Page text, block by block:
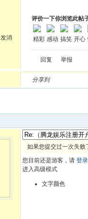
发消
评价一下你浏览此帖
精彩 感动 搞笑 开心
回复 举报
分享到
如果您提交过一次失败
您目前还是游客，请 登录
进入高级模式
文字颜色